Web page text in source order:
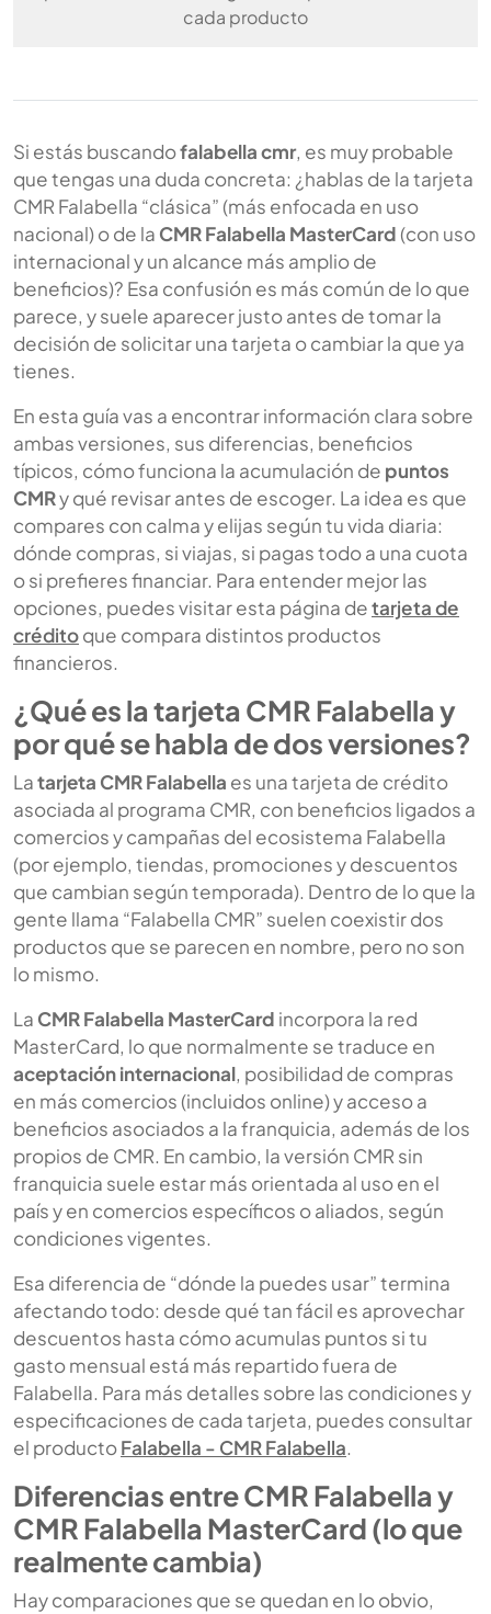
cada producto
Si estás buscandofalabella cmr, es muy probable
que tengas una duda concreta: ¿hablas de la tarjeta
CMR Falabella “clásica” (más enfocada en uso
nacional) o de la CMR Falabella MasterCard (con uso
internacional y un alcance más amplio de
beneficios)? Esa confusión es más común de lo que
parece, y suele aparecer justo antes de tomar la
decisión de solicitar una tarjeta o cambiar la que ya
tienes.
En esta guía vas a encontrar información clara sobre
ambas versiones, sus diferencias, beneficios
típicos, cómo funciona la acumulación de puntos
CMRy qué revisar antes de escoger. La idea es que
compares con calma y elijas según tu vida diaria:
dónde compras, si viajas, si pagas todo a una cuota
o si prefieres financiar. Para entender mejor las
opciones, puedes visitar esta página detarjeta de
créditoque compara distintos productos
financieros.
¿Qué es la tarjeta CMR Falabella y
por qué se habla de dos versiones?
Latarjeta CMR Falabella es una tarjeta de crédito
asociada al programa CMR, con beneficios ligados a
comercios y campañas del ecosistema Falabella
(por ejemplo, tiendas, promociones y descuentos
que cambian según temporada). Dentro de lo que la
gente llama “Falabella CMR” suelen coexistir dos
productos que se parecen en nombre, pero no son
lo mismo.
La CMR Falabella MasterCard incorpora la red
MasterCard, lo que normalmente se traduce en
aceptación internacional, posibilidad de compras
en más comercios (incluidos online) y acceso a
beneficios asociados a la franquicia, además de los
propios de CMR. En cambio, la versión CMR sin
franquicia suele estar más orientada al uso en el
país y en comercios específicos o aliados, según
condiciones vigentes.
Esa diferencia de “dónde la puedes usar” termina
afectando todo: desde qué tan fácil es aprovechar
descuentos hasta cómo acumulas puntos si tu
gasto mensual está más repartido fuera de
Falabella. Para más detalles sobre las condiciones y
especificaciones de cada tarjeta, puedes consultar
el productoFalabella - CMR Falabella.
Diferencias entre CMR Falabella y
CMR Falabella MasterCard (lo que
realmente cambia)
Hay comparaciones que se quedan en lo obvio,